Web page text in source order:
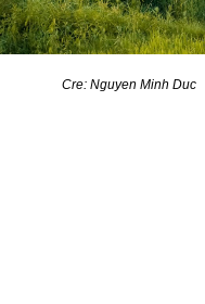
Cre: Nguyen Minh Duc